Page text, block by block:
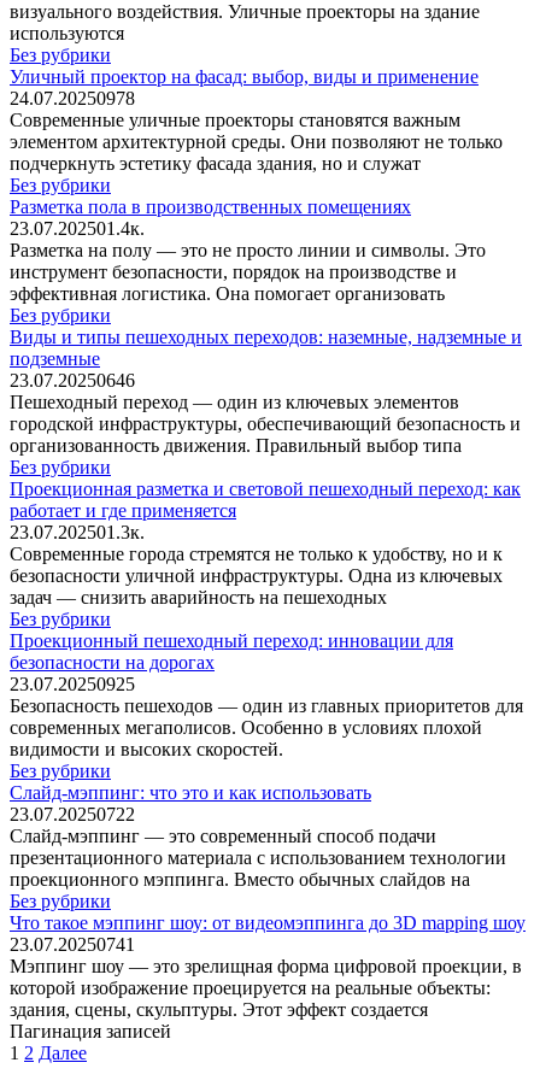
визуального воздействия. Уличные проекторы на здание
используются
Без рубрики
Уличный проектор на фасад: выбор, виды и применение
24.07.20250978
Современные уличные проекторы становятся важным
элементом архитектурной среды. Они позволяют не только
подчеркнуть эстетику фасада здания, но и служат
Без рубрики
Разметка пола в производственных помещениях
23.07.202501.4к.
Разметка на полу — это не просто линии и символы. Это
инструмент безопасности, порядок на производстве и
эффективная логистика. Она помогает организовать
Без рубрики
Виды и типы пешеходных переходов: наземные, надземные и
подземные
23.07.20250646
Пешеходный переход — один из ключевых элементов
городской инфраструктуры, обеспечивающий безопасность и
организованность движения. Правильный выбор типа
Без рубрики
Проекционная разметка и световой пешеходный переход: как
работает и где применяется
23.07.202501.3к.
Современные города стремятся не только к удобству, но и к
безопасности уличной инфраструктуры. Одна из ключевых
задач — снизить аварийность на пешеходных
Без рубрики
Проекционный пешеходный переход: инновации для
безопасности на дорогах
23.07.20250925
Безопасность пешеходов — один из главных приоритетов для
современных мегаполисов. Особенно в условиях плохой
видимости и высоких скоростей.
Без рубрики
Слайд-мэппинг: что это и как использовать
23.07.20250722
Слайд-мэппинг — это современный способ подачи
презентационного материала с использованием технологии
проекционного мэппинга. Вместо обычных слайдов на
Без рубрики
Что такое мэппинг шоу: от видеомэппинга до 3D mapping шоу
23.07.20250741
Мэппинг шоу — это зрелищная форма цифровой проекции, в
которой изображение проецируется на реальные объекты:
здания, сцены, скульптуры. Этот эффект создается
Пагинация записей
1 2 Далее